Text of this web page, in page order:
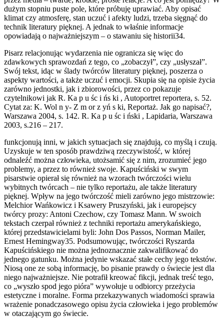
dużym stopniu puste pole, które próbuję uprawiać. Aby opisać
klimat czy atmosferę, stan uczuć i afekty ludzi, trzeba sięgnąć do
technik literatury pięknej. A jednak to właśnie informacje
opowiadają o najważniejszym – o stawaniu się historii34.
Pisarz relacjonując wydarzenia nie ogranicza się więc do
zdawkowych sprawozdań z tego, co „zobaczył”, czy „usłyszał”.
Swój tekst, idąc w ślady twórców literatury pięknej, poszerza o
aspekty wartości, a także uczuć i emocji. Skupia się na opisie życia
zarówno jednostki, jak i zbiorowości, przez co pokazuje
czytelnikowi jak R. Ka p u śc i ńs ki , Autoportret reportera, s. 52.
Cytat za: K. Wol n y- Z m or z yń s ki, Reportaż. Jak go napisać?,
Warszawa 2004, s. 142. R. Ka p u śc i ński , Lapidaria, Warszawa
2003, s.216 – 217.
funkcjonują inni, w jakich sytuacjach się znajdują, co myślą i czują.
Uzyskuje w ten sposób prawdziwą rzeczywistość, w której
odnaleźć można człowieka, utożsamić się z nim, zrozumieć jego
problemy, a przez to również swoje. Kapuściński w swym
pisarstwie opierał się również na wzorach twórczości wielu
wybitnych twórcach – nie tylko reportażu, ale także literatury
pięknej. Wpływ na jego twórczość mieli zarówno jego mistrzowie:
Melchior Wańkowicz i Ksawery Pruszyński, jak i europejscy
twórcy prozy: Antoni Czechow, czy Tomasz Mann. W swoich
tekstach czerpał również z techniki reportażu amerykańskiego,
której przedstawicielami byli: John Dos Passos, Norman Mailer,
Ernest Hemingway35. Podsumowując, twórczości Ryszarda
Kapuścińskiego nie można jednoznacznie zakwalifikować do
jednego gatunku. Można jedynie wskazać stałe cechy jego tekstów.
Niosą one ze sobą informację, bo pisanie prawdy o świecie jest dla
niego najważniejsze. Nie potrafił kreować fikcji, jednak treść tego,
co „wyszło spod jego pióra” wywołuje u odbiorcy przeżycia
estetyczne i moralne. Forma przekazywanych wiadomości sprawia
wrażenie ponadczasowego opisu życia człowieka i jego problemów
w otaczającym go świecie.